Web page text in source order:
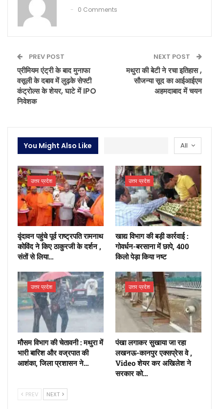
0 Comments
PREV POST
प्रीमियम एंट्री के बाद मुनाफा
वसूली के दबाव में लुढ़के सेफ्टी
कंट्रोल्स के शेयर, घाटे में IPO
निवेशक
NEXT POST
मथुरा की बेटी ने रचा इतिहास ,
सौजन्या सूद का आईआईएम
अहमदाबाद में चयन
All
You Might Also Like
उत्तर प्रदेश
वृंदावन पहुंचे पूर्व राष्ट्रपति रामनाथ
कोविंद ने किए ठाकुरजी के दर्शन ,
संतों से लिया…
उत्तर प्रदेश
खाद्य विभाग की बड़ी कार्रवाई :
गोवर्धन-बरसाना में छापे, 400
किलो पेड़ा किया नष्ट
उत्तर प्रदेश
मौसम विभाग की चेतावनी : मथुरा में
भारी बारिश और वज्रपात की
आशंका, जिला प्रशासन ने…
उत्तर प्रदेश
पंखा लगाकर सुखाया जा रहा
लखनऊ-कानपुर एक्सप्रेस वे ,
Video शेयर कर अखिलेश ने
सरकार को…
PREV NEXT